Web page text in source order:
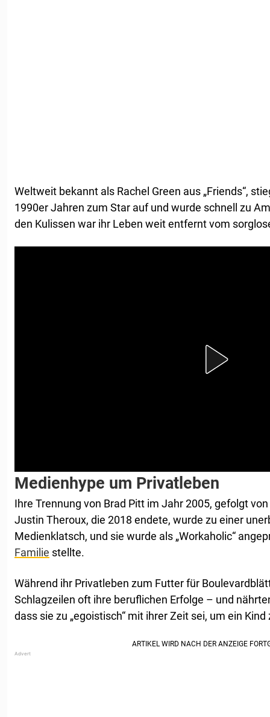
Weltweit bekannt als Rachel Green aus „Friends“,
1990er Jahren zum Star auf und wurde schnell zu
den Kulissen war ihr Leben weit entfernt vom
Medienhype um Privatleben
Ihre Trennung von Brad Pitt im Jahr 2005, gefolgt
Justin Theroux, die 2018 endete, wurde zu einer
Medienklatsch, und sie wurde als „Workaholic“
Familie stellte.
Während ihr Privatleben zum Futter für
Schlagzeilen oft ihre beruflichen Erfolge – und
dass sie zu „egoistisch“ mit ihrer Zeit sei, um ein